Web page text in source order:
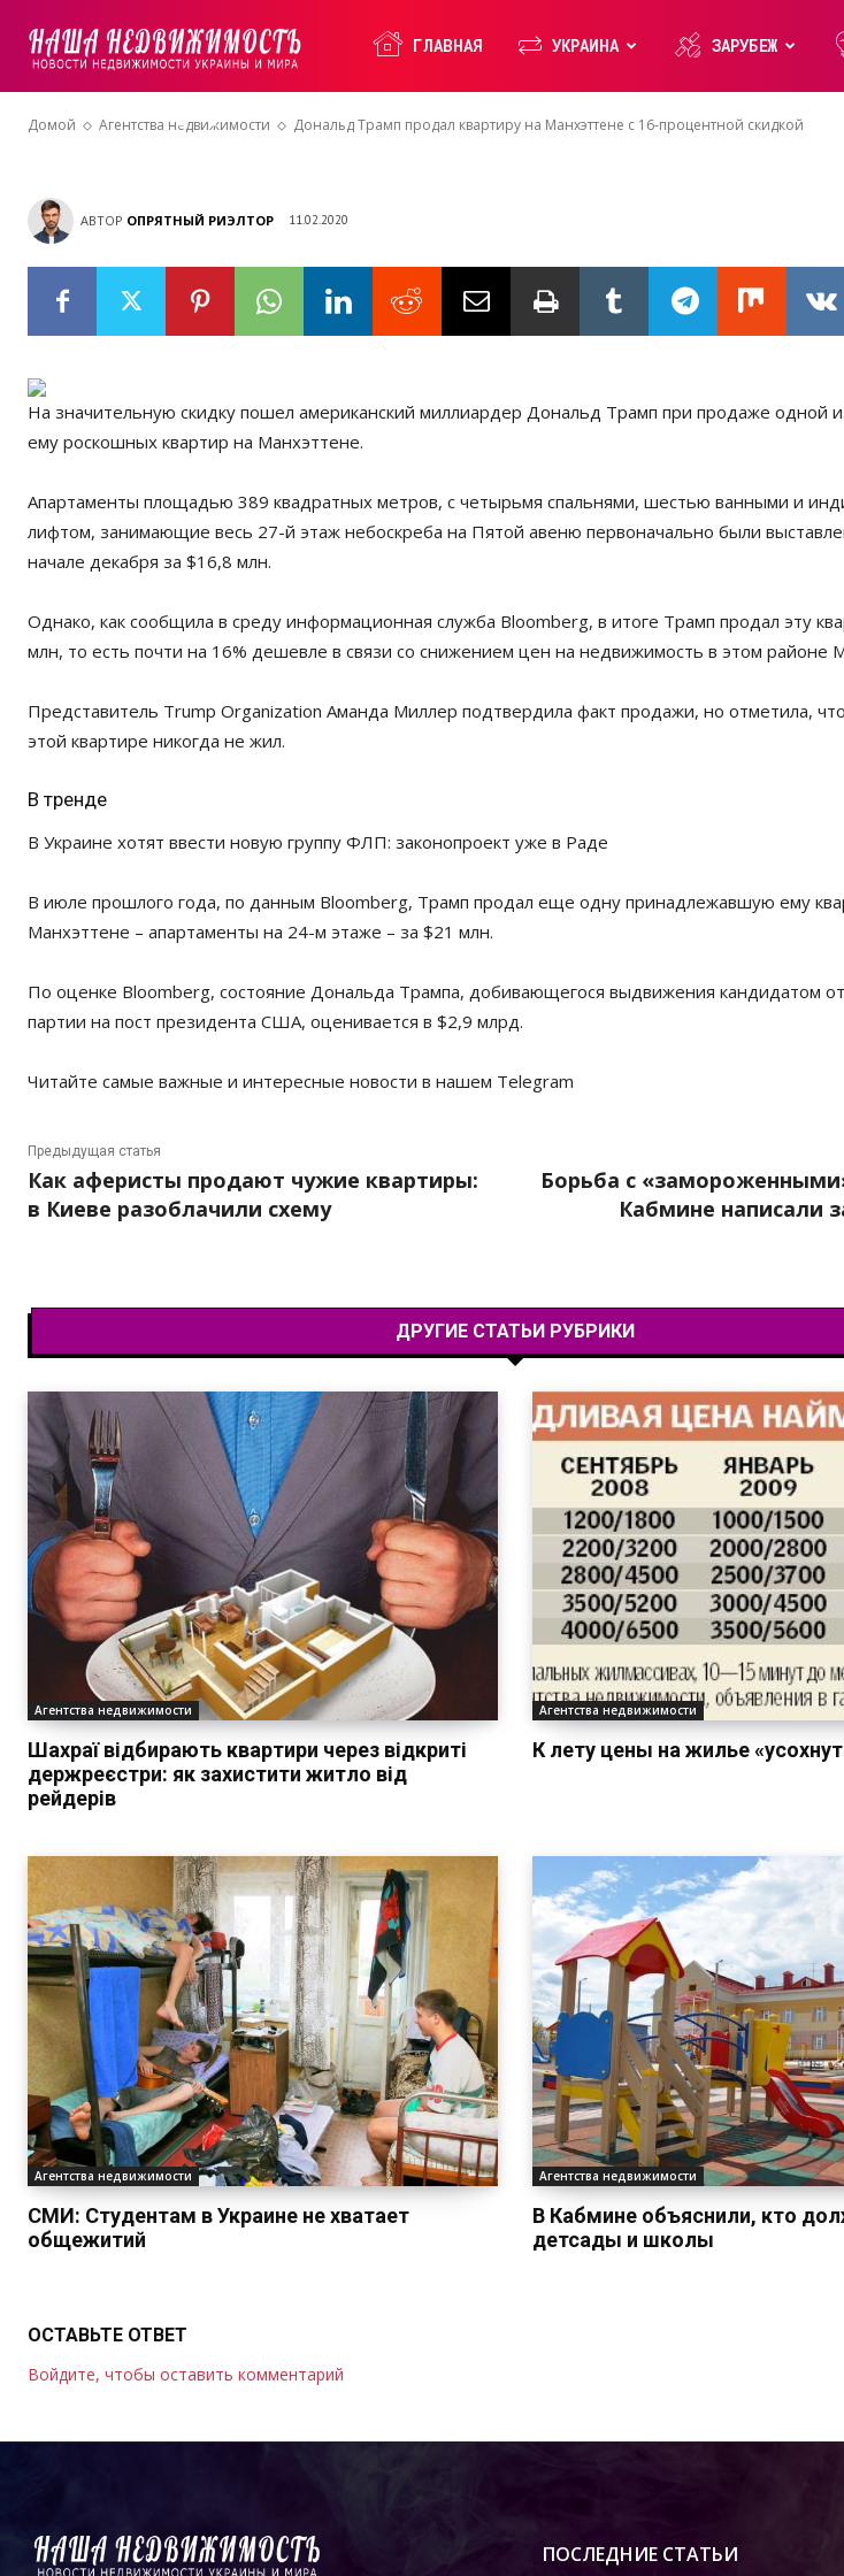
Недвижимость
ГЛАВНАЯ УКРАИНА ЗАРУБЕЖ
Домой Агентства недвижимости Дональд Трамп продал квартиру на Манхэттене с 16-процентной скидкой
на Манхэттене с 16-
скидкой
АВТОР ОПРЯТНЫЙ РИЭЛТОР 11.02.2020
На значительную скидку пошел американский миллиардер Дональд Трамп при продаже одной
ему роскошных квартир на Манхэттене.
Апартаменты площадью 389 квадратных метров, с четырьмя спальнями, шестью ванными и
лифтом, занимающие весь 27-й этаж небоскреба на Пятой авеню первоначально были
начале декабря за $16,8 млн.
Однако, как сообщила в среду информационная служба Bloomberg, в итоге Трамп продал эту
млн, то есть почти на 16% дешевле в связи со снижением цен на недвижимость в этом районе
Представитель Trump Organization Аманда Миллер подтвердила факт продажи, но отметила,
этой квартире никогда не жил.
В тренде
В Украине хотят ввести новую группу ФЛП: законопроект уже в Раде
В июле прошлого года, по данным Bloomberg, Трамп продал еще одну принадлежавшую ему
Манхэттене – апартаменты на 24-м этаже – за $21 млн.
По оценке Bloomberg, состояние Дональда Трампа, добивающегося выдвижения кандидатом от
партии на пост президента США, оценивается в $2,9 млрд.
Читайте самые важные и интересные новости в нашем Telegram
Предыдущая статья
Как аферисты продают чужие квартиры:
в Киеве разоблачили схему
Борьба с
Кабмине написали
ДРУГИЕ СТАТЬИ РУБРИКИ
Агентства недвижимости
Шахраї відбирають квартири через відкриті
держреєстри: як захистити житло від
рейдерів
Агентства недвижимости
К лету цены на жилье
Агентства недвижимости
СМИ: Студентам в Украине не хватает
общежитий
Агентства недвижимости
В Кабмине объяснили, кто
детсады и школы
ОСТАВЬТЕ ОТВЕТ
Войдите, чтобы оставить комментарий
ПОСЛЕДНИЕ СТАТЬИ